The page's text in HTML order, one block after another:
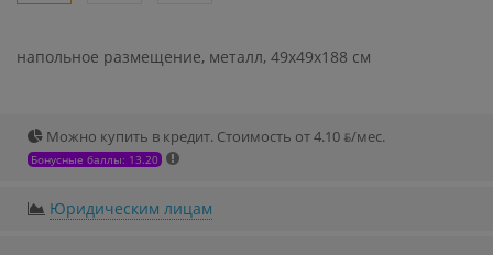
напольное размещение, металл, 49x49x188 см
Можно купить в кредит. Стоимость от 4.10 ƃ/мec.
Бонусные баллы: 13.20
Юридическим лицам